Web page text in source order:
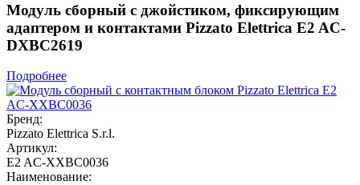
Модуль сборный с джойстиком, фиксирующим
адаптером и контактами Pizzato Elettrica E2 AC-
DXBC2619
Подробнее
Бренд:
Pizzato Elettrica S.r.l.
Артикул:
E2 AC-XXBC0036
Наименование: